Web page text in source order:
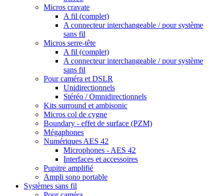
Micros cravate
A fil (complet)
A connecteur interchangeable / pour système
sans fil
Micros serre-tête
A fil (complet)
A connecteur interchangeable / pour système
sans fil
Pour caméra et DSLR
Unidirectionnels
Stéréo / Omnidirectionnels
Kits surround et ambisonic
Micros col de cygne
Boundary - effet de surface (PZM)
Mégaphones
Numériques AES 42
Microphones - AES 42
Interfaces et accessoires
Pupitre amplifié
Ampli sono portable
Systèmes sans fil